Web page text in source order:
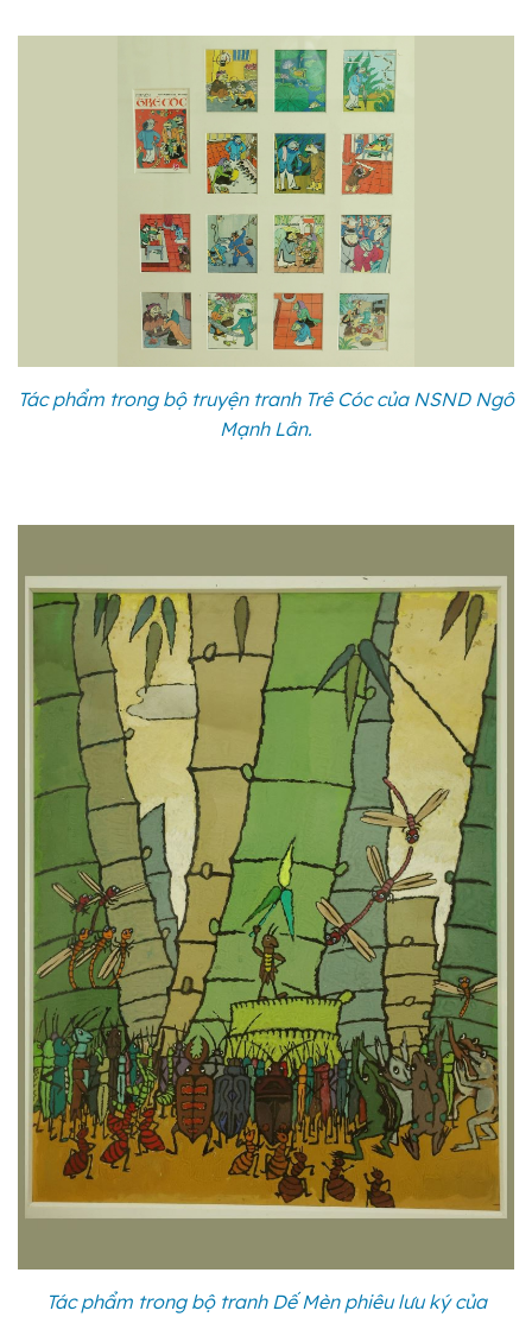
Tác phẩm trong bộ truyện tranh Trê Cóc của NSND Ngô
Mạnh Lân.
Tác phẩm trong bộ tranh Dế Mèn phiêu lưu ký của